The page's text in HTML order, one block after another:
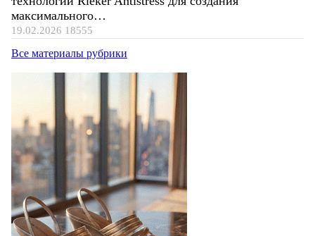
максимального…
19.02.2026 18555
Все материалы рубрики